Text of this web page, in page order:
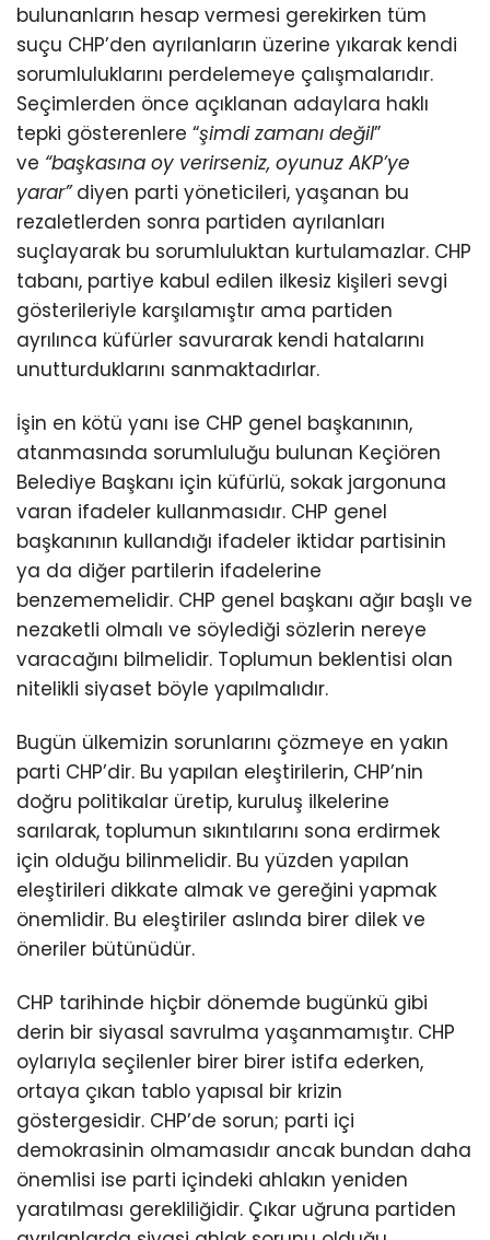
bulunanların hesap vermesi gerekirken tüm
suçu CHP’den ayrılanların üzerine yıkarak kendi
sorumluluklarını perdelemeye çalışmalarıdır.
Seçimlerden önce açıklanan adaylara haklı
tepki gösterenlere “şimdi zamanı değil”
ve “başkasına oy verirseniz, oyunuz AKP’ye
yarar”diyen parti yöneticileri, yaşanan bu
rezaletlerden sonra partiden ayrılanları
suçlayarak bu sorumluluktan kurtulamazlar. CHP
tabanı, partiye kabul edilen ilkesiz kişileri sevgi
gösterileriyle karşılamıştır ama partiden
ayrılınca küfürler savurarak kendi hatalarını
unutturduklarını sanmaktadırlar.
İşin en kötü yanı ise CHP genel başkanının,
atanmasında sorumluluğu bulunan Keçiören
Belediye Başkanı için küfürlü, sokak jargonuna
varan ifadeler kullanmasıdır. CHP genel
başkanının kullandığı ifadeler iktidar partisinin
ya da diğer partilerin ifadelerine
benzememelidir. CHP genel başkanı ağır başlı ve
nezaketli olmalı ve söylediği sözlerin nereye
varacağını bilmelidir. Toplumun beklentisi olan
nitelikli siyaset böyle yapılmalıdır.
Bugün ülkemizin sorunlarını çözmeye en yakın
parti CHP’dir. Bu yapılan eleştirilerin, CHP’nin
doğru politikalar üretip, kuruluş ilkelerine
sarılarak, toplumun sıkıntılarını sona erdirmek
için olduğu bilinmelidir. Bu yüzden yapılan
eleştirileri dikkate almak ve gereğini yapmak
önemlidir. Bu eleştiriler aslında birer dilek ve
öneriler bütünüdür.
CHP tarihinde hiçbir dönemde bugünkü gibi
derin bir siyasal savrulma yaşanmamıştır. CHP
oylarıyla seçilenler birer birer istifa ederken,
ortaya çıkan tablo yapısal bir krizin
göstergesidir. CHP’de sorun; parti içi
demokrasinin olmamasıdır ancak bundan daha
önemlisi ise parti içindeki ahlakın yeniden
yaratılması gerekliliğidir. Çıkar uğruna partiden